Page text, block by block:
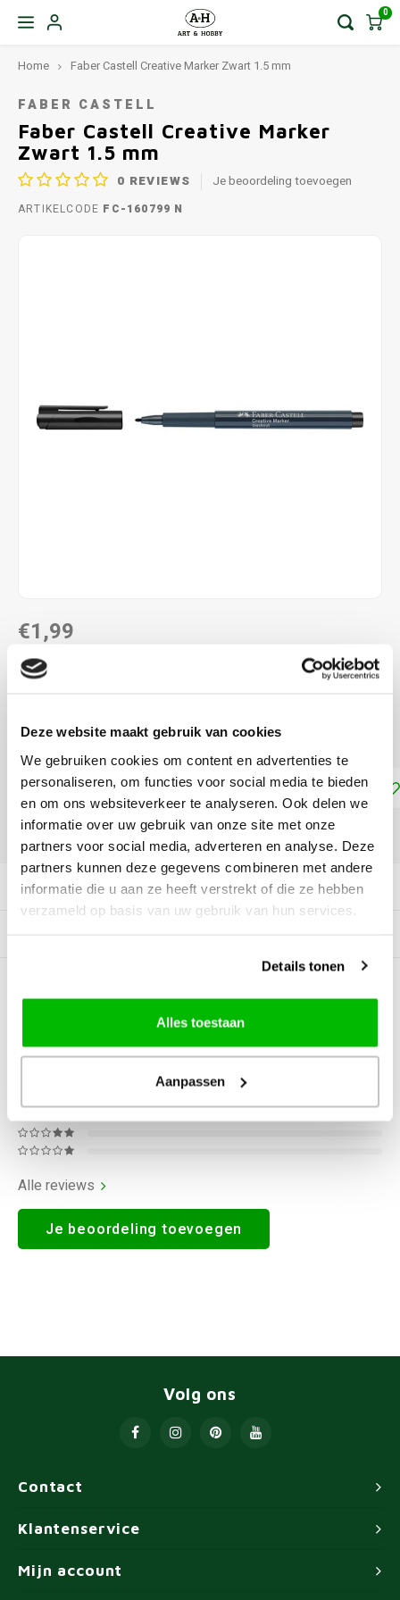
Deze website maakt gebruik van cookies
We gebruiken cookies om content en advertenties te
personaliseren, om functies voor social media te bieden
en om ons websiteverkeer te analyseren. Ook delen we
informatie over uw gebruik van onze site met onze
partners voor social media, adverteren en analyse. Deze
partners kunnen deze gegevens combineren met andere
informatie die u aan ze heeft verstrekt of die ze hebben
verzameld op basis van uw gebruik van hun services.
Details tonen
Alles toestaan
Aanpassen
0
Home Faber Castell Creative Marker Zwart 1.5 mm
FABER CASTELL
Faber Castell Creative Marker
Zwart 1.5 mm
0 REVIEWS Je beoordeling toevoegen
ARTIKELCODE FC-160799 N
€1,99
DIRECT LEVERBAAR
meer
Toevoegen aan winkelwagen
Productomschrijving
0Reviews
Alle reviews
Je beoordeling toevoegen
Contact
Volg ons
Klantenservice
Mijn account